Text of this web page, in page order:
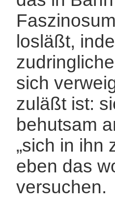
losläßt,
sich
zuläßt ist:
behutsam
„sich in ihn
eben das
versuchen.